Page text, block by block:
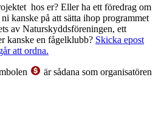
hos er? Eller ha ett föredrag om
kanske på att sätta ihop programmet
av Naturskyddsföreningen, ett
kanske en fågelklubb? Skicka epost
att ordna.
är sådana som organisatören